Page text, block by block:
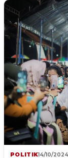
POLITIK14/10/